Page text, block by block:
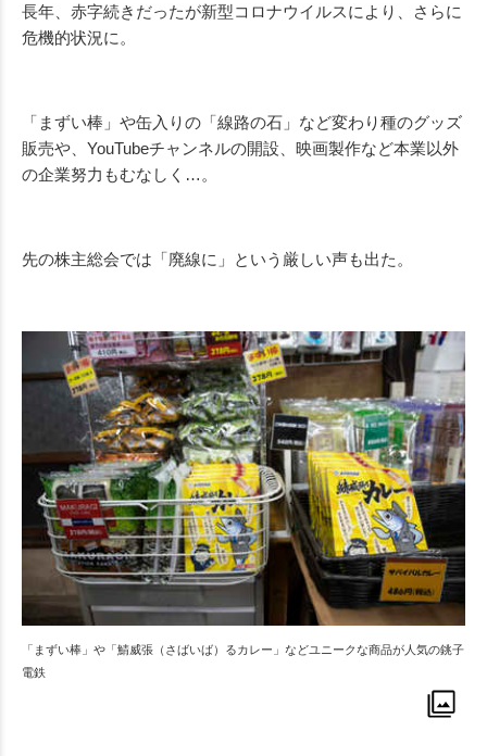
長年、赤字続きだったが新型コロナウイルスにより、さらに
危機的状況に。
「まずい棒」や缶入りの「線路の石」など変わり種のグッズ
販売や、YouTubeチャンネルの開設、映画製作など本業以外
の企業努力もむなしく…。
先の株主総会では「廃線に」という厳しい声も出た。
「まずい棒」や「鯖威張（さばいば）るカレー」などユニークな商品が人気の銚子
電鉄